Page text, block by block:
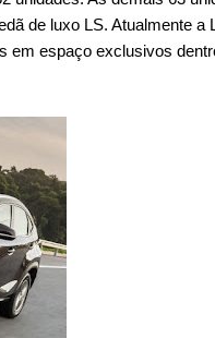
de luxo LS. Atualmente a
em espaço exclusivos